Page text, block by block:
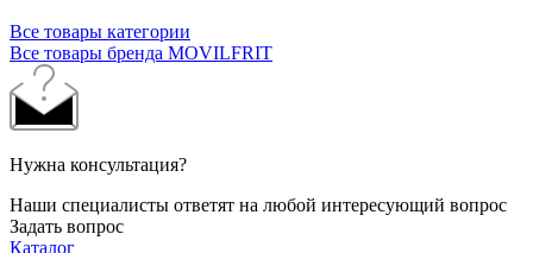
Все товары категории
Все товары бренда MOVILFRIT
Нужна консультация?
Наши специалисты ответят на любой интересующий вопрос
Задать вопрос
Каталог